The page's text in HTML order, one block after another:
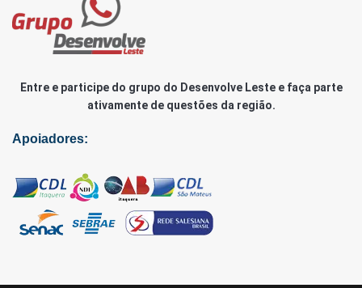
Entre e participe do grupo do Desenvolve Leste e faça parte
ativamente de questões da região.
Apoiadores: